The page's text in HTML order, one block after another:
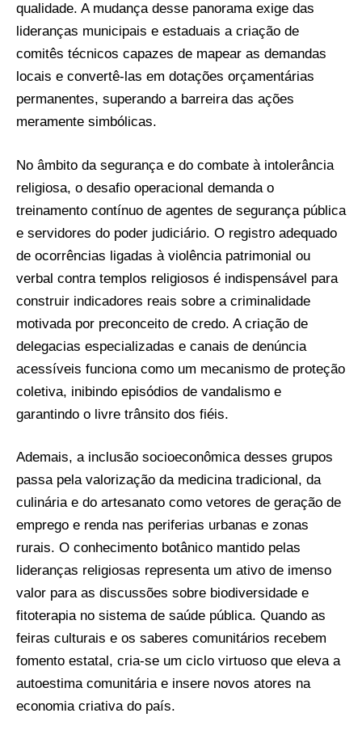
qualidade. A mudança desse panorama exige das
lideranças municipais e estaduais a criação de
comitês técnicos capazes de mapear as demandas
locais e convertê-las em dotações orçamentárias
permanentes, superando a barreira das ações
meramente simbólicas.
No âmbito da segurança e do combate à intolerância
religiosa, o desafio operacional demanda o
treinamento contínuo de agentes de segurança pública
e servidores do poder judiciário. O registro adequado
de ocorrências ligadas à violência patrimonial ou
verbal contra templos religiosos é indispensável para
construir indicadores reais sobre a criminalidade
motivada por preconceito de credo. A criação de
delegacias especializadas e canais de denúncia
acessíveis funciona como um mecanismo de proteção
coletiva, inibindo episódios de vandalismo e
garantindo o livre trânsito dos fiéis.
Ademais, a inclusão socioeconômica desses grupos
passa pela valorização da medicina tradicional, da
culinária e do artesanato como vetores de geração de
emprego e renda nas periferias urbanas e zonas
rurais. O conhecimento botânico mantido pelas
lideranças religiosas representa um ativo de imenso
valor para as discussões sobre biodiversidade e
fitoterapia no sistema de saúde pública. Quando as
feiras culturais e os saberes comunitários recebem
fomento estatal, cria-se um ciclo virtuoso que eleva a
autoestima comunitária e insere novos atores na
economia criativa do país.